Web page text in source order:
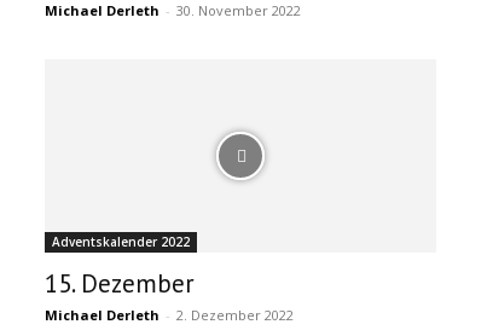
Michael Derleth - 30. November 2022
Adventskalender 2022
15. Dezember
Michael Derleth - 2. Dezember 2022